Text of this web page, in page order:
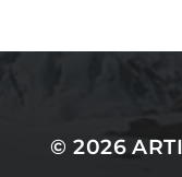
© 2026